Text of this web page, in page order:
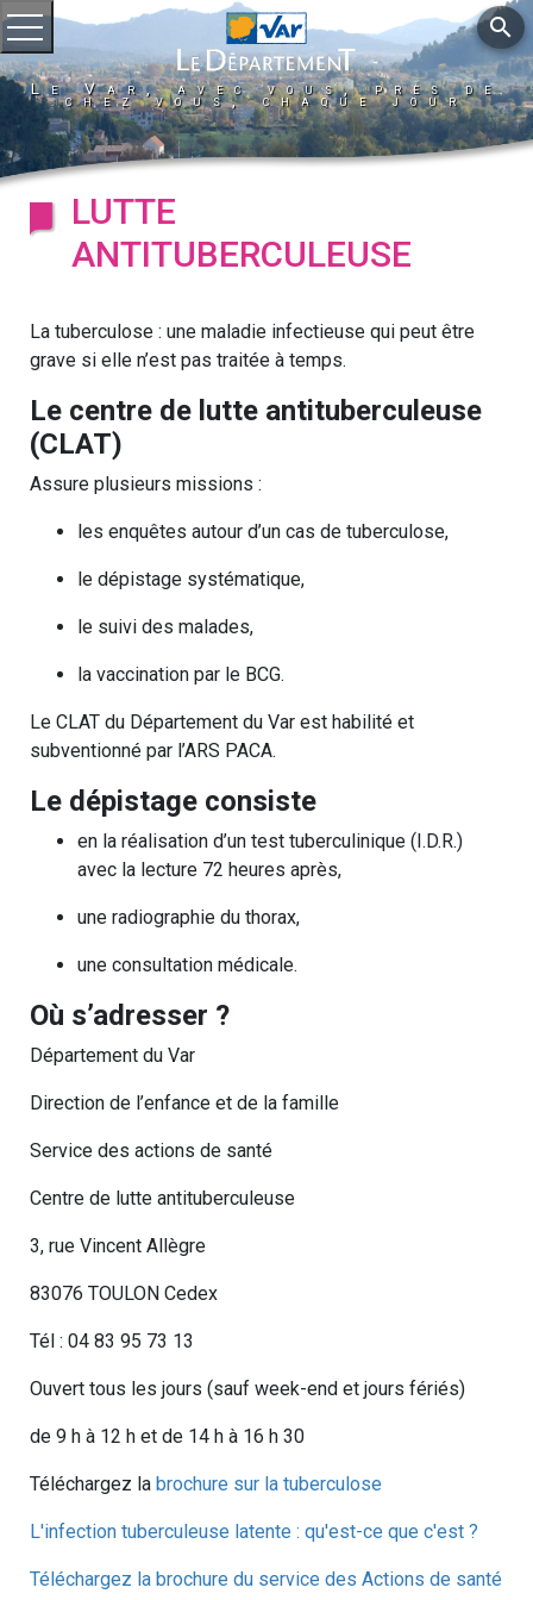
Ouvrir le menu
Le Var, avec vous, près de
chez vous, chaque jour
search
LUTTE
ANTITUBERCULEUSE
La tuberculose : une maladie infectieuse qui peut être
grave si elle n’est pas traitée à temps.
Le centre de lutte antituberculeuse
(CLAT)
Assure plusieurs missions :
les enquêtes autour d’un cas de tuberculose,
le dépistage systématique,
le suivi des malades,
la vaccination par le BCG.
Le CLAT du Département du Var est habilité et
subventionné par l’ARS PACA.
Le dépistage consiste
en la réalisation d’un test tuberculinique (I.D.R.)
avec la lecture 72 heures après,
une radiographie du thorax,
une consultation médicale.
Où s’adresser ?
Département du Var
Direction de l’enfance et de la famille
Service des actions de santé
Centre de lutte antituberculeuse
3, rue Vincent Allègre
83076 TOULON Cedex
Tél : 04 83 95 73 13
Ouvert tous les jours (sauf week-end et jours fériés)
de 9 h à 12 h et de 14 h à 16 h 30
Téléchargez la brochure sur la tuberculose
L'infection tuberculeuse latente : qu'est-ce que c'est ?
Téléchargez la brochure du service des Actions de santé